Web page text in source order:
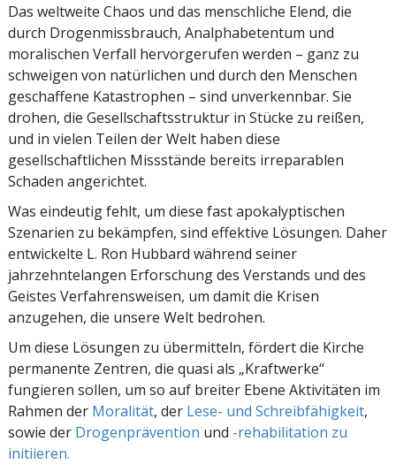
Das weltweite Chaos und das menschliche Elend, die
durch Drogenmissbrauch, Analphabetentum und
moralischen Verfall hervorgerufen werden – ganz zu
schweigen von natürlichen und durch den Menschen
geschaffene Katastrophen – sind unverkennbar. Sie
drohen, die Gesellschaftsstruktur in Stücke zu reißen,
und in vielen Teilen der Welt haben diese
gesellschaftlichen Missstände bereits irreparablen
Schaden angerichtet.
Was eindeutig fehlt, um diese fast apokalyptischen
Szenarien zu bekämpfen, sind effektive Lösungen. Daher
entwickelte L. Ron Hubbard während seiner
jahrzehntelangen Erforschung des Verstands und des
Geistes Verfahrensweisen, um damit die Krisen
anzugehen, die unsere Welt bedrohen.
Um diese Lösungen zu übermitteln, fördert die Kirche
permanente Zentren, die quasi als „Kraftwerke“
fungieren sollen, um so auf breiter Ebene Aktivitäten im
Rahmen der Moralität, der Lese- und Schreibfähigkeit,
sowie der Drogenprävention und -rehabilitation zu
initiieren.